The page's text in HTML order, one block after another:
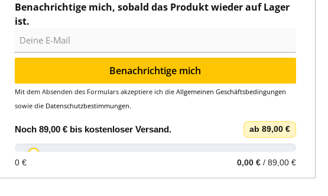
Benachrichtige mich, sobald das Produkt wieder auf Lager
ist.
Benachrichtige mich
Mit dem Absenden des Formulars akzeptiere ich die Allgemeinen Geschäftsbedingungen
sowie die Datenschutzbestimmungen.
Noch 89,00 €bis kostenloser Versand. ab 89,00 €
0 € 0,00 € / 89,00 €